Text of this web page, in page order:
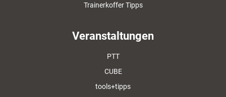
Trainerkoffer Tipps
Veranstaltungen
PTT
CUBE
tools+tipps